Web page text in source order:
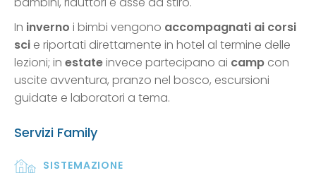
In inverno i bimbi vengono accompagnati ai corsi
sci e riportati direttamente in hotel al termine delle
lezioni; in estateinvece partecipano ai camp con
uscite avventura, pranzo nel bosco, escursioni
guidate e laboratori a tema.
Servizi Family
SISTEMAZIONE